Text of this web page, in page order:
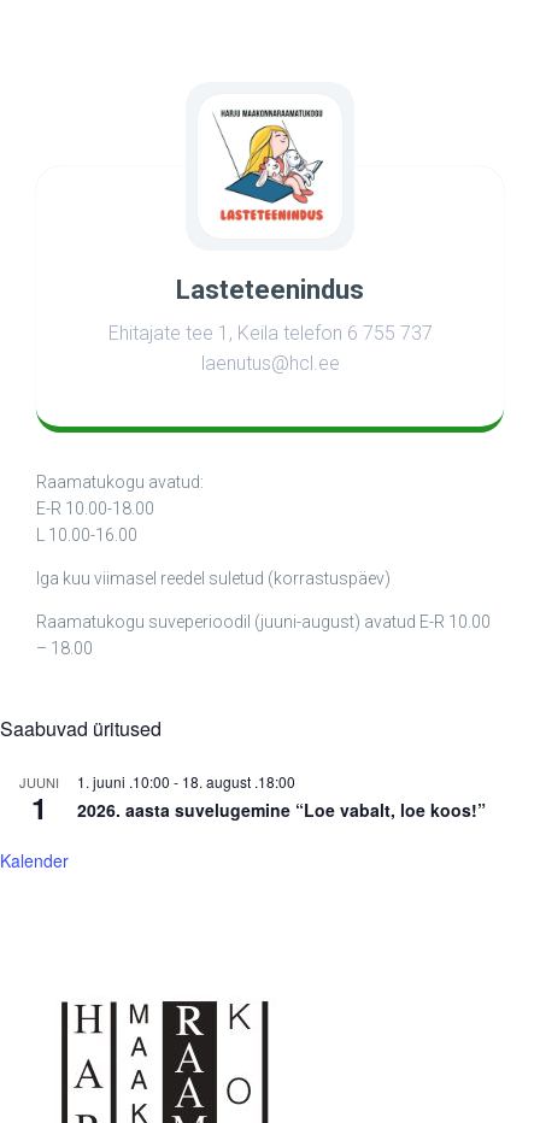
Lasteteenindus
Ehitajate tee 1, Keila telefon 6 755 737
laenutus@hcl.ee
Raamatukogu avatud:
E-R 10.00-18.00
L 10.00-16.00
Iga kuu viimasel reedel suletud (korrastuspäev)
Raamatukogu suveperioodil (juuni-august) avatud E-R 10.00
– 18.00
Saabuvad üritused
JUUNI
1
1. juuni .10:00 - 18. august .18:00
2026. aasta suvelugemine “Loe vabalt, loe koos!”
Kalender